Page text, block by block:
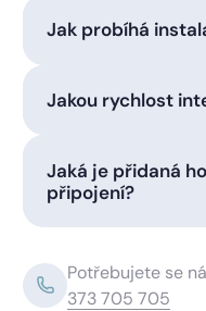
Jak probíhá
Jakou rychlost
Jaká je přidaná
připojení?
Potřebujete se
373 705 705